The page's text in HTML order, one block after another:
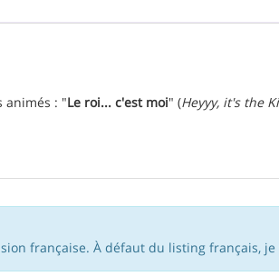
animés : "Le roi... c'est moi" (Heyyy, it's the
française. À défaut du listing français,